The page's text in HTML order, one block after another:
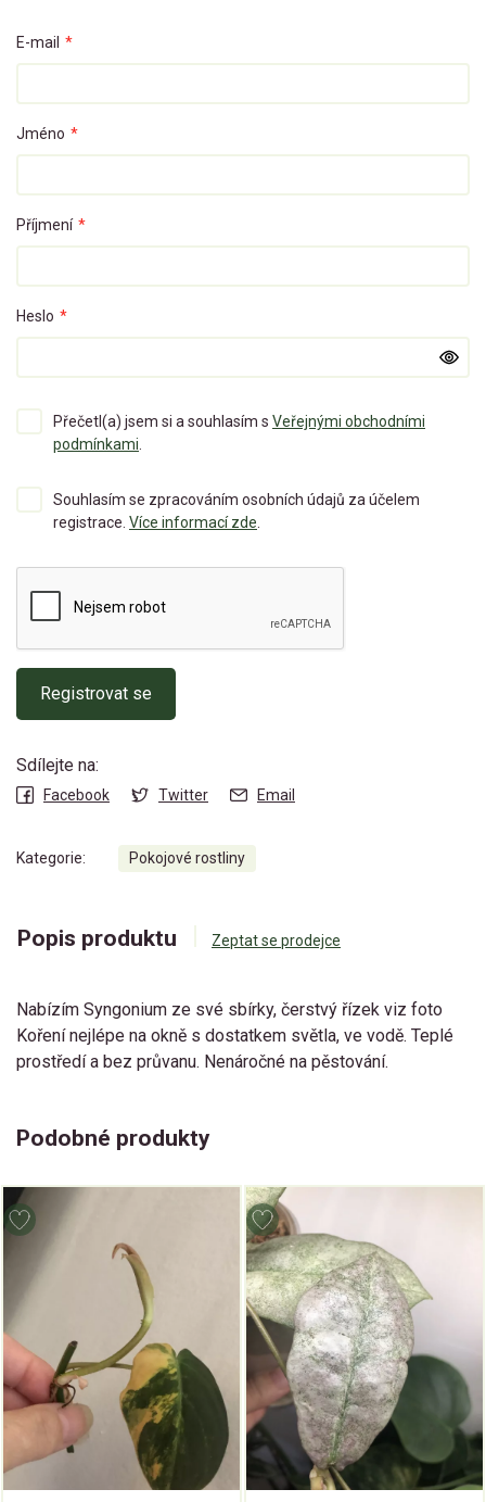
E-mail *
Jméno *
Příjmení *
Heslo *
Přečetl(a) jsem si a souhlasím s Veřejnými obchodními
podmínkami.
Souhlasím se zpracováním osobních údajů za účelem
registrace. Více informací zde.
Registrovat se
Sdílejte na:
Facebook Twitter Email
Kategorie: Pokojové rostliny
Popis produktu Zeptat se prodejce
Nabízím Syngonium ze své sbírky, čerstvý řízek viz foto
Koření nejlépe na okně s dostatkem světla, ve vodě. Teplé
prostředí a bez průvanu. Nenáročné na pěstování.
Podobné produkty